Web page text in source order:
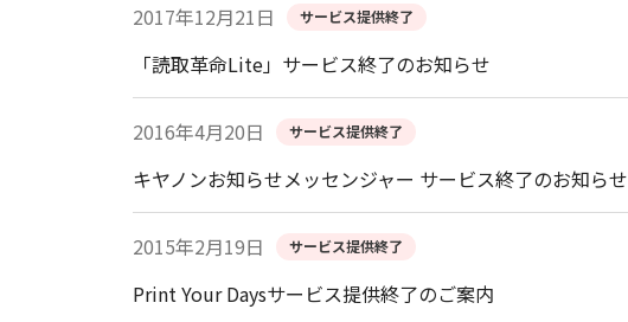
2017年12月21日 サービス提供終了
「読取革命Lite」サービス終了のお知らせ
2016年4月20日 サービス提供終了
キヤノンお知らせメッセンジャー サービス終了のお知らせ
2015年2月19日 サービス提供終了
Print Your Daysサービス提供終了のご案内